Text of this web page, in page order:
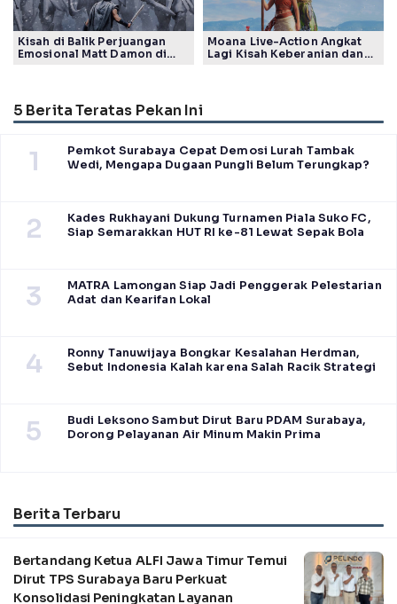
Kisah di Balik Perjuangan
Emosional Matt Damon di
Moana Live-Action Angkat
Lagi Kisah Keberanian dan
5 Berita Teratas Pekan Ini
1
Pemkot Surabaya Cepat Demosi Lurah Tambak
Wedi, Mengapa Dugaan Pungli Belum Terungkap?
2
Kades Rukhayani Dukung Turnamen Piala Suko FC,
Siap Semarakkan HUT RI ke-81 Lewat Sepak Bola
3
MATRA Lamongan Siap Jadi Penggerak Pelestarian
Adat dan Kearifan Lokal
4
Ronny Tanuwijaya Bongkar Kesalahan Herdman,
Sebut Indonesia Kalah karena Salah Racik Strategi
5
Budi Leksono Sambut Dirut Baru PDAM Surabaya,
Dorong Pelayanan Air Minum Makin Prima
Berita Terbaru
Bertandang Ketua ALFI Jawa Timur Temui
Dirut TPS Surabaya Baru Perkuat
Konsolidasi Peningkatan Layanan